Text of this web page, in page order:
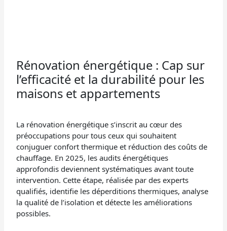
Rénovation énergétique : Cap sur
l’efficacité et la durabilité pour les
maisons et appartements
La rénovation énergétique s’inscrit au cœur des
préoccupations pour tous ceux qui souhaitent
conjuguer confort thermique et réduction des coûts de
chauffage. En 2025, les audits énergétiques
approfondis deviennent systématiques avant toute
intervention. Cette étape, réalisée par des experts
qualifiés, identifie les déperditions thermiques, analyse
la qualité de l’isolation et détecte les améliorations
possibles.